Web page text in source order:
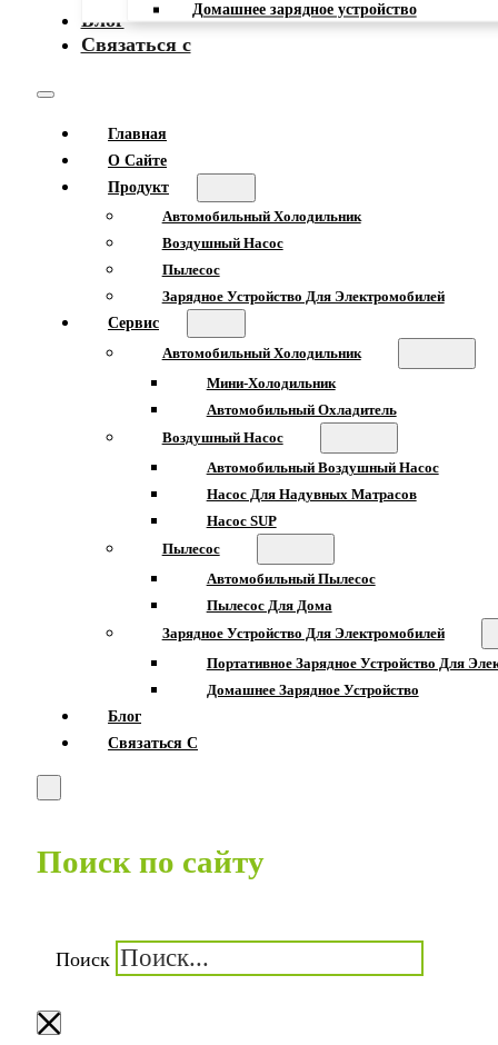
Домашнее зарядное устройство
Блог
Связаться с
Главная
О Сайте
Продукт
Автомобильный Холодильник
Воздушный Насос
Пылесос
Зарядное Устройство Для Электромобилей
Сервис
Автомобильный Холодильник
Мини-Холодильник
Автомобильный Охладитель
Воздушный Насос
Автомобильный Воздушный Насос
Насос Для Надувных Матрасов
Насос SUP
Пылесос
Автомобильный Пылесос
Пылесос Для Дома
Зарядное Устройство Для Электромобилей
Портативное Зарядное Устройство Для
Домашнее Зарядное Устройство
Блог
Связаться С
Поиск по сайту
Поиск
×